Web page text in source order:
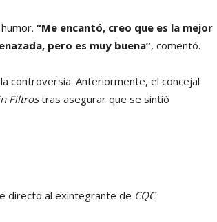
“Me encantó, creo que es la mejor
pero es muy buena”, comentó.
controversia. Anteriormente, el concejal
Filtrostras asegurar que se sintió
directo al exintegrante de CQC.